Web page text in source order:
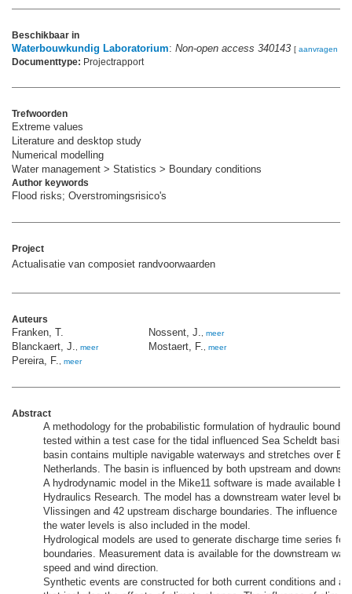
Beschikbaar in
Waterbouwkundig Laboratorium: Non-open access 340143 [ aanvragen
Documenttype: Projectrapport
Trefwoorden
Extreme values
Literature and desktop study
Numerical modelling
Water management > Statistics > Boundary conditions
Author keywords
Flood risks; Overstromingsrisico's
Project
Actualisatie van composiet randvoorwaarden
Auteurs
Franken, T.
Blanckaert, J.
meer
Pereira, F. meer
Nossent, J. meer
Mostaert, F. meer
Abstract
A methodology for the probabilistic formulation of hydraulic
tested within a test case for the tidal influenced Sea Scheldt basin.
basin contains multiple navigable waterways and stretches over
Netherlands. The basin is influenced by both upstream and
A hydrodynamic model in the Mike11 software is made available by
Hydraulics Research. The model has a downstream water level
Vlissingen and 42 upstream discharge boundaries. The influence of
the water levels is also included in the model.
Hydrological models are used to generate discharge time series for
boundaries. Measurement data is available for the downstream
speed and wind direction.
Synthetic events are constructed for both current conditions and a